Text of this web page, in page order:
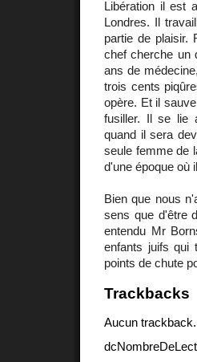
Libération il est
Londres. Il
partie de plaisir.
chef cherche un
ans de
trois cents
opère. Et il
fusiller. Il se lie
quand il sera
seule femme de
d'une époque où
Bien que nous
sens que d'être
entendu Mr
enfants juifs qui
points de chute
Trackbacks
Aucun trackback.